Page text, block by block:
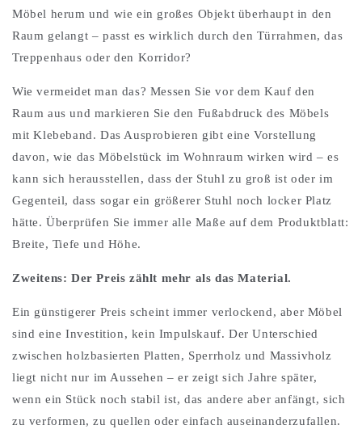
Möbel herum und wie ein großes Objekt überhaupt in den
Raum gelangt – passt es wirklich durch den Türrahmen, das
Treppenhaus oder den Korridor?
Wie vermeidet man das? Messen Sie vor dem Kauf den
Raum aus und markieren Sie den Fußabdruck des Möbels
mit Klebeband. Das Ausprobieren gibt eine Vorstellung
davon, wie das Möbelstück im Wohnraum wirken wird – es
kann sich herausstellen, dass der Stuhl zu groß ist oder im
Gegenteil, dass sogar ein größerer Stuhl noch locker Platz
hätte. Überprüfen Sie immer alle Maße auf dem Produktblatt:
Breite, Tiefe und Höhe.
Zweitens: Der Preis zählt mehr als das Material.
Ein günstigerer Preis scheint immer verlockend, aber Möbel
sind eine Investition, kein Impulskauf. Der Unterschied
zwischen holzbasierten Platten, Sperrholz und Massivholz
liegt nicht nur im Aussehen – er zeigt sich Jahre später,
wenn ein Stück noch stabil ist, das andere aber anfängt, sich
zu verformen, zu quellen oder einfach auseinanderzufallen.